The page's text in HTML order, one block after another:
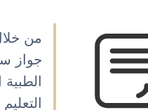
من
جواز